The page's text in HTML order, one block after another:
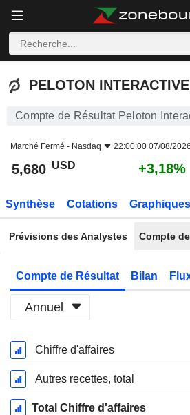
PELOTON INTERACTIVE, INC.
PELOTON
Compte de Résultat Peloton
Marché Fermé - Nasdaq 22:00:00 07/08/2026
5,680 USD +3,18%
Synthèse Cotations Graphiques
Prévisions des Analystes Compte
Compte de Résultat Bilan
Annuel
Période
Fiscale:
Juin
Chiffre d'affaires
Autres recettes, total
Total Chiffre d'affaires